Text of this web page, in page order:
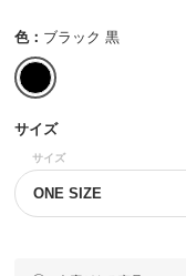
色： ブラック 黒
サイズ
サイズ
ONE SIZE